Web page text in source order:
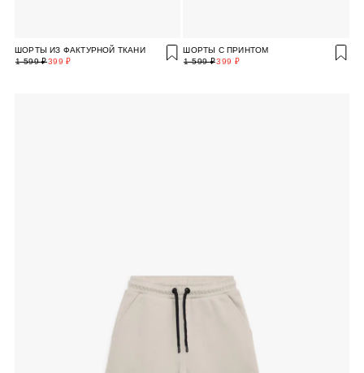
ШОРТЫ ИЗ ФАКТУРНОЙ ТКАНИ
399 ₽
1 599 ₽
ШОРТЫ С ПРИНТОМ
399 ₽
1 599 ₽